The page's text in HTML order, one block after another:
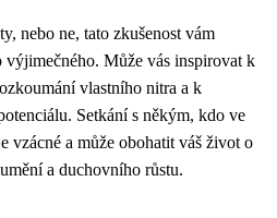
nebo ne, tato zkušenost vám
výjimečného. Může vás inspirovat k
vlastního nitra a k
Setkání s někým, kdo ve
vzácné a může obohatit váš život o
a duchovního růstu.